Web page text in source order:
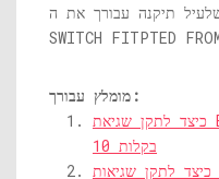
תיקנה עבורך את ה-
SWITCH FITPTED
מומלץ עבורך:
כיצד לתקן שגיאת BSOD לניהול זיכרון ב- Windows
10 בקלות
כיצד לתקן שגיאות BSOD של 'NETIO.SYS' ב-